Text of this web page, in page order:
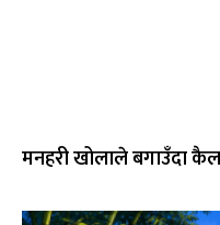
मनहरी खोलाले बगाउँदा